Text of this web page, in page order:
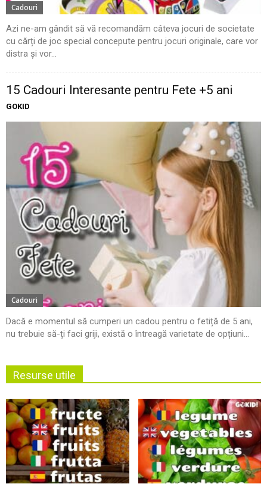
Cadouri
Azi ne-am gândit să vă recomandăm câteva jocuri de societate
cu cărți de joc special concepute pentru jocuri originale, care vor
distra și vor...
15 Cadouri Interesante pentru Fete +5 ani
GOKID
Cadouri
Dacă e momentul să cumperi un cadou pentru o fetiță de 5 ani,
nu trebuie să-ți faci griji, există o întreagă varietate de opțiuni...
Resurse utile